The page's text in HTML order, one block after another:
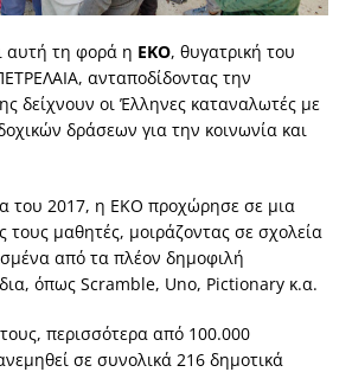
αυτή τη φορά η ΕΚΟ, θυγατρική του
ανταποδίδοντας την
δείχνουν οι Έλληνες καταναλωτές με
δράσεων για την κοινωνία και
του 2017, η ΕΚΟ προχώρησε σε μια
τους μαθητές, μοιράζοντας σε σχολεία
από τα πλέον δημοφιλή
όπως Scramble, Uno, Pictionary κ.α.
περισσότερα από 100.000
σε συνολικά 216 δημοτικά